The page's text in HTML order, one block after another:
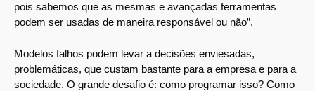
pois sabemos que as mesmas e avançadas ferramentas
podem ser usadas de maneira responsável ou não”.
Modelos falhos podem levar a decisões enviesadas,
problemáticas, que custam bastante para a empresa e para a
sociedade. O grande desafio é: como programar isso? Como